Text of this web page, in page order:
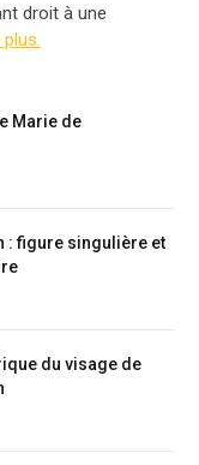
droit à une
Marie de
: figure singulière et
du visage de